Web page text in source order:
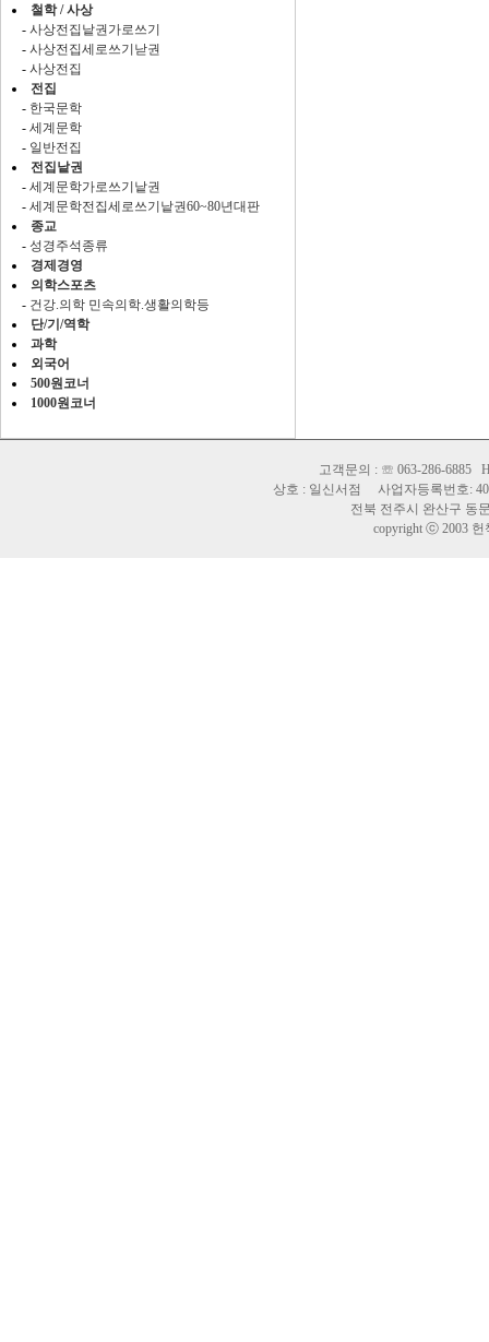
철학 / 사상
- 사상전집낱권가로쓰기
- 사상전집세로쓰기낟권
- 사상전집
전집
- 한국문학
- 세계문학
- 일반전집
전집낱권
- 세계문학가로쓰기낱권
- 세계문학전집세로쓰기낱권60~80년대판
종교
- 성경주석종류
경제경영
의학스포츠
- 건강.의학 민속의학.생활의학등
단/기/역학
과학
외국어
500원코너
1000원코너
고객문의 : ☏ 063-286-
상호 : 일신서점 사업자등록번호:
전북 전주시 완산구 동
copyright ⓒ 2003 헌